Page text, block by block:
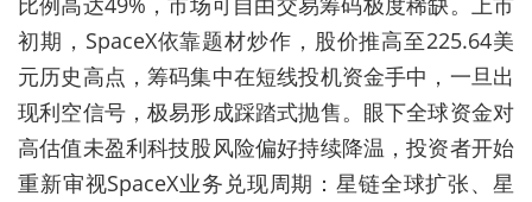
初期，SpaceX依靠题材炒作，股价推高至225.64美
元历史高点，筹码集中在短线投机资金手中，一旦出
现利空信号，极易形成踩踏式抛售。眼下全球资金对
高估值未盈利科技股风险偏好持续降温，投资者开始
重新审视SpaceX业务兑现周期：星链全球扩张、星